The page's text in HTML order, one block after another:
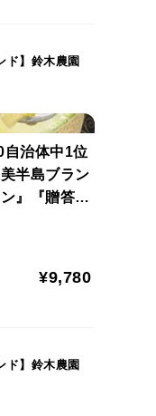
でなく、世
豊富な潮風の
間・快晴日数
ド】鈴木農園
自治体中1位
半島ブラン
』『贈答・
¥9,780
ド】鈴木農園